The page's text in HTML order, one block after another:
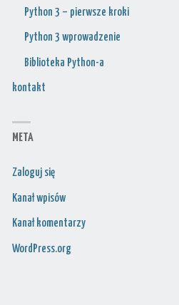
Python 3 – pierwsze kroki
Python 3 wprowadzenie
Biblioteka Python-a
kontakt
META
Zaloguj się
Kanał wpisów
Kanał komentarzy
WordPress.org